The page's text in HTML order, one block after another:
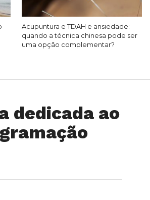
Acupuntura e TDAH e ansiedade:
quando a técnica chinesa pode ser
uma opção complementar?
dedicada ao